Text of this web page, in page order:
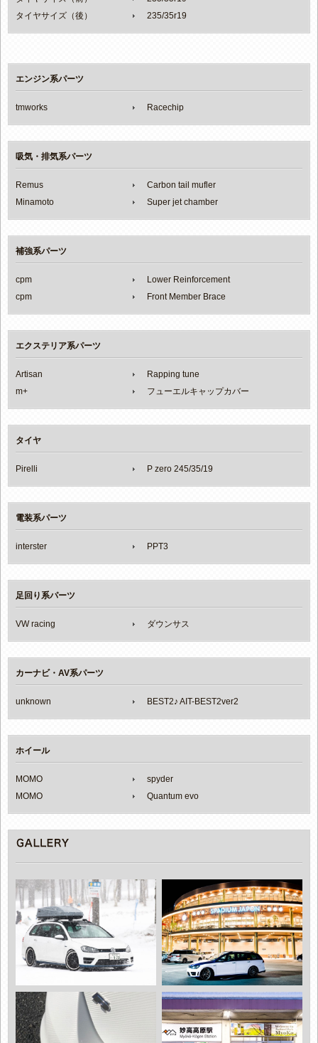
タイヤサイズ（後）
235/35r19
エンジン系パーツ
tmworks Racechip
吸気・排気系パーツ
Remus
Carbon tail mufler
Minamoto
Super jet chamber
補強系パーツ
cpm
Lower Reinforcement
cpm
Front Member Brace
エクステリア系パーツ
Artisan
Rapping tune
m+
フューエルキャップカバー
タイヤ
Pirelli P zero 245/35/19
電装系パーツ
interster PPT3
足回り系パーツ
VW racing ダウンサス
カーナビ・AV系パーツ
unknown BEST2♪ AIT-BEST2ver2
ホイール
MOMO
spyder
MOMO
Quantum evo